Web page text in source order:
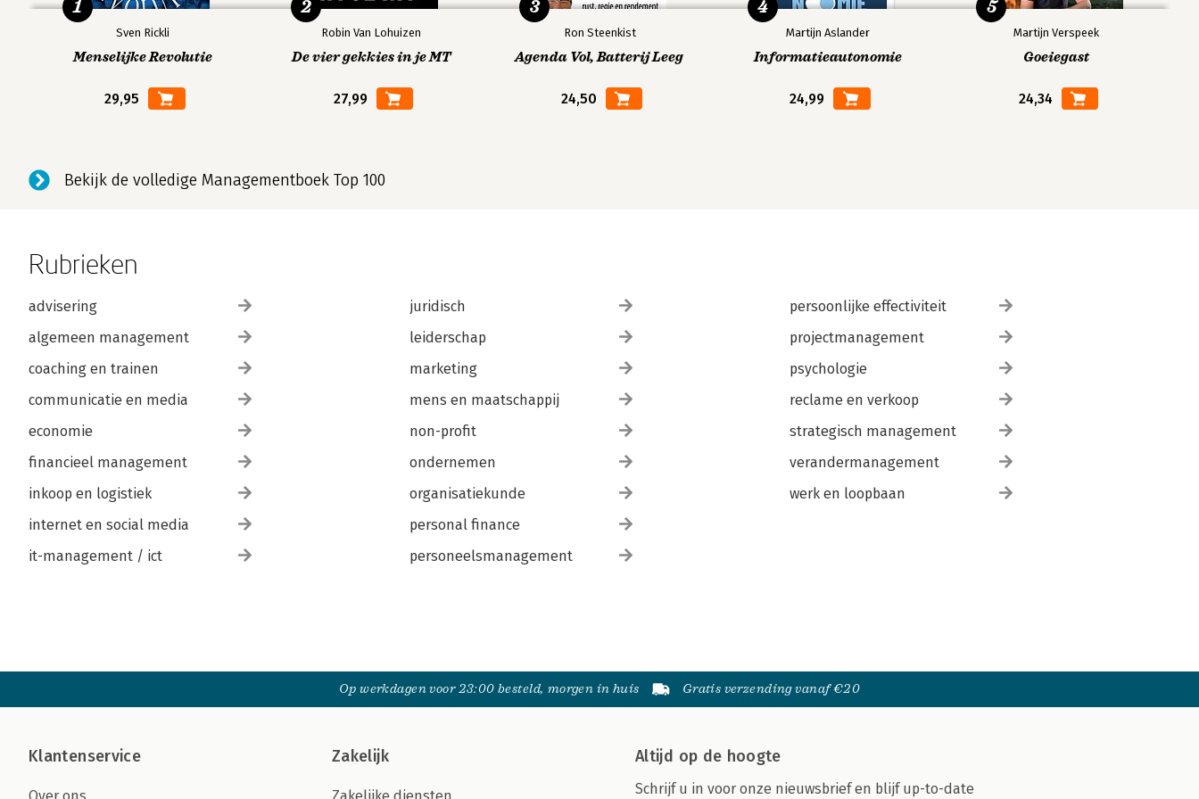
Sven Rickli
Menselijke Revolutie
29,95
1
Robin Van Lohuizen
De vier gekkies in je MT
27,99
2
Ron Steenkist
Agenda Vol, Batterij Leeg
24,50
3
Martijn Aslander
Informatieautonomie
24,99
4
Martijn Verspeek
Goeiegast
24,34
5
Bekijk de volledige Managementboek Top 100
Rubrieken
advisering
algemeen management
coaching en trainen
communicatie en media
economie
financieel management
inkoop en logistiek
internet en social media
it-management / ict
juridisch
leiderschap
marketing
mens en maatschappij
non-profit
ondernemen
organisatiekunde
personal finance
personeelsmanagement
persoonlijke effectiviteit
projectmanagement
psychologie
reclame en verkoop
strategisch management
verandermanagement
werk en loopbaan
Op werkdagen voor 23:00 besteld, morgen in huis Gratis verzending vanaf €20
Klantenservice
Over ons
Zakelijk
Zakelijke diensten
Altijd op de hoogte
Schrijf u in voor onze nieuwsbrief en blijf up-to-date